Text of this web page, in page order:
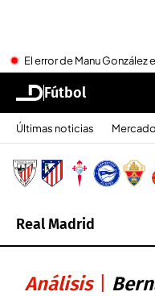
El error de Manu González
Fútbol
Últimas noticias
Real Madrid
Análisis